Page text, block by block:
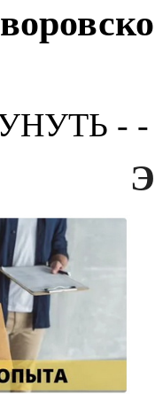
- -